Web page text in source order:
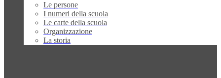
Le persone
I numeri della scuola
Le carte della scuola
Organizzazione
La storia